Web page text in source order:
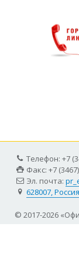
Телефон: +7
Факс: +7
Эл. почта:
628007,
© 2017-2026